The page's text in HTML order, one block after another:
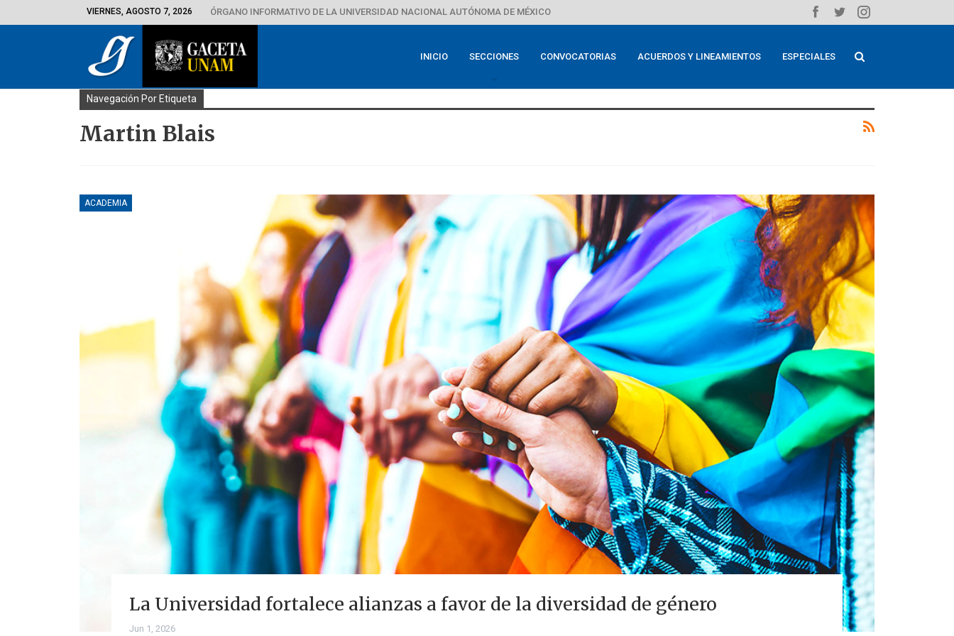
VIERNES, AGOSTO 7, 2026 ÓRGANO INFORMATIVO DE LA UNIVERSIDAD NACIONAL AUTÓNOMA DE MÉXICO
INICIO SECCIONES CONVOCATORIAS ACUERDOS Y LINEAMIENTOS ESPECIALES
Navegación Por Etiqueta
Martin Blais
ACADEMIA
La Universidad fortalece alianzas a favor de la diversidad de género
Jun 1, 2026